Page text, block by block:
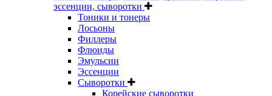
эссенции, сыворотки
Тоники и тонеры
Лосьоны
Филлеры
Флюиды
Эмульсии
Эссенции
Сыворотки
Корейские сыворотки